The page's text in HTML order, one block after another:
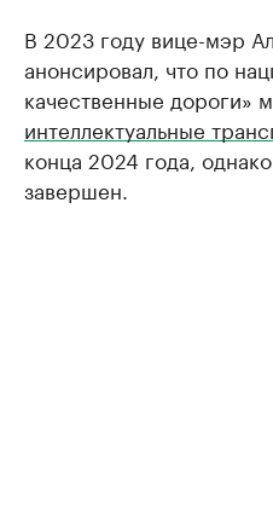
В 2023 году вице-мэр
анонсировал, что по
качественные дороги»
интеллектуальные
конца 2024 года,
завершен.